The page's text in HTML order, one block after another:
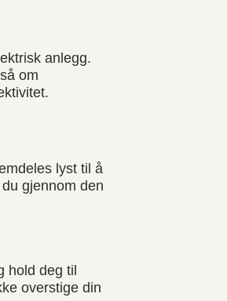
anlegg.
om
lyst til å
gjennom den
hold deg til
overstige din